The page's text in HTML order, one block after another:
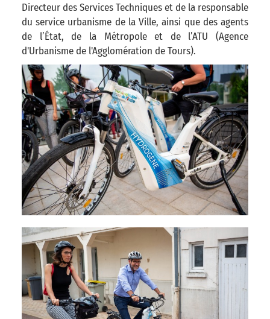
Directeur des Services Techniques et de la responsable
du service urbanisme de la Ville, ainsi que des agents
de l’État, de la Métropole et de l’ATU (Agence
d'Urbanisme de l'Agglomération de Tours).